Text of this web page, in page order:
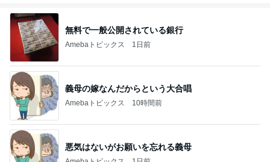
無料で一般公開されている銀行
Amebaトピックス 1日前
義母の嫁なんだからという大合唱
Amebaトピックス 10時間前
悪気はないがお願いを忘れる義母